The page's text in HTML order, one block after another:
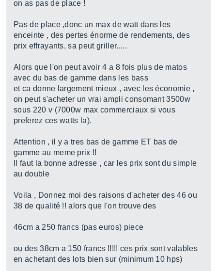
on as pas de place !
Pas de place ,donc un max de watt dans les
enceinte , des pertes énorme de rendements, des
prix effrayants, sa peut griller.....
Alors que l'on peut avoir 4 a 8 fois plus de matos
avec du bas de gamme dans les bass
et ca donne largement mieux , avec les économie ,
on peut s'acheter un vrai ampli consomant 3500w
sous 220 v (7000w max commerciaux si vous
preferez ces watts la).
Attention , il y a tres bas de gamme ET bas de
gamme au meme prix !!
Il faut la bonne adresse , car les prix sont du simple
au double
Voila , Donnez moi des raisons d'acheter des 46 ou
38 de qualité !! alors que l'on trouve des
46cm a 250 francs (pas euros) piece
ou des 38cm a 150 francs !!!!! ces prix sont valables
en achetant des lots bien sur (minimum 10 hps)